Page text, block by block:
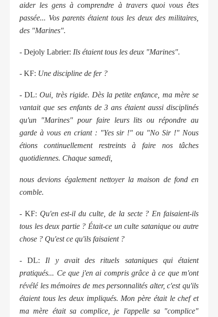
aider les gens à comprendre à travers quoi vous êtes
passée... Vos parents étaient tous les deux des militaires,
des "Marines".
- Dejoly Labrier: Ils étaient tous les deux "Marines".
- KF: Une discipline de fer ?
- DL:Oui, très rigide. Dès la petite enfance, ma mère se
vantait que ses enfants de 3 ans étaient aussi disciplinés
qu'un "Marines" pour faire leurs lits ou répondre au
garde à vous en criant : "Yes sir !" ou "No Sir !" Nous
étions continuellement restreints à faire nos tâches
quotidiennes. Chaque samedi,
nous devions également nettoyer la maison de fond en
comble.
- KF: Qu'en est-il du culte, de la secte ? En faisaient-ils
tous les deux partie ? Était-ce un culte satanique ou autre
chose ? Qu'est ce qu'ils faisaient ?
- DL: Il y avait des rituels sataniques qui étaient
pratiqués... Ce que j'en ai compris grâce à ce que m'ont
révélé les mémoires de mes personnalités alter, c'est qu'ils
étaient tous les deux impliqués. Mon père était le chef et
ma mère était sa complice, je l'appelle sa "complice"